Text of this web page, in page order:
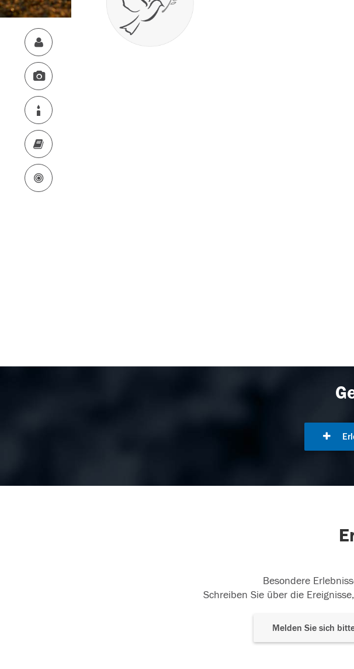
Besondere
Schreiben Sie über die
Melden Sie sich